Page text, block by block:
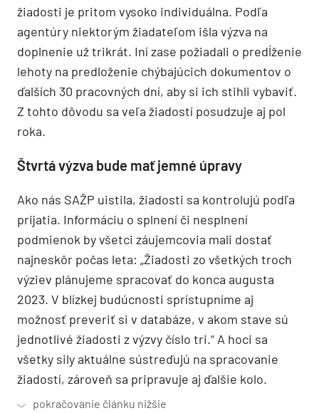
žiadosti je pritom vysoko individuálna. Podľa
agentúry niektorým žiadateľom išla výzva na
doplnenie už trikrát. Iní zase požiadali o predĺženie
lehoty na predloženie chýbajúcich dokumentov o
ďalších 30 pracovných dní, aby si ich stihli vybaviť.
Z tohto dôvodu sa veľa žiadostí posudzuje aj pol
roka.
Štvrtá výzva bude mať jemné úpravy
Ako nás SAŽP uistila, žiadosti sa kontrolujú podľa
prijatia. Informáciu o splnení či nesplnení
podmienok by všetci záujemcovia mali dostať
najneskôr počas leta: „Žiadosti zo všetkých troch
výziev plánujeme spracovať do konca augusta
2023. V blízkej budúcnosti sprístupníme aj
možnosť preveriť si v databáze, v akom stave sú
jednotlivé žiadosti z výzvy číslo tri.“ A hoci sa
všetky sily aktuálne sústreďujú na spracovanie
žiadostí, zároveň sa pripravuje aj ďalšie kolo.